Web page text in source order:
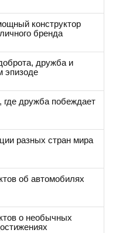
конструктор
бренда
дружба и
эпизоде
дружба побеждает
разных стран мира
об автомобилях
о необычных